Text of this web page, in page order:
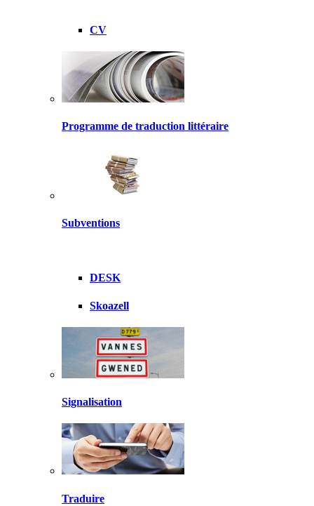
CV
Programme de traduction littéraire
Subventions
DESK
Skoazell
Signalisation
Traduire